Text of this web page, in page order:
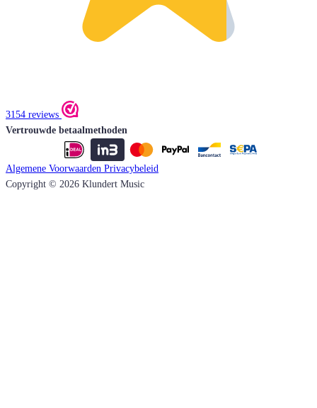
3154 reviews
Vertrouwde betaalmethoden
Algemene Voorwaarden Privacybeleid
Copyright © 2026 Klundert Music